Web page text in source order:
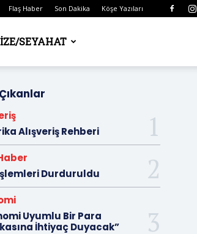
Flaş Haber Son Dakika Köşe Yazıları
SEYAHAT
Alışveriş Rehberi
Durduruldu
Uyumlu Bir Para
İhtiyaç Duyacak”